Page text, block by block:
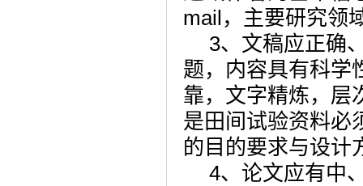
mail ，主要研究领
3、文稿应正确
题，内容具有科学
靠，文字精炼，层
是田间试验资料必
的目的要求与设计
4、论文应有中